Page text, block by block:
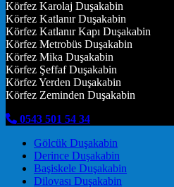
Körfez Karolaj Duşakabin
Körfez Katlanır Duşakabin
Körfez Katlanır Kapı Duşakabin
Körfez Metrobüs Duşakabin
Körfez Mika Duşakabin
Körfez Şeffaf Duşakabin
Körfez Yerden Duşakabin
Körfez Zeminden Duşakabin
0543 501 54 34
Gölcük Duşakabin
Derince Duşakabin
Başiskele Duşakabin
Dilovası Duşakabin